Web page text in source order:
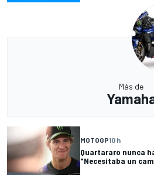
Más de
MOTOGP10 h
Quartararo nunca
"Necesitaba un